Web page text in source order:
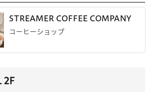
STREAMER COFFEE COMPANY
コーヒーショップ
2F